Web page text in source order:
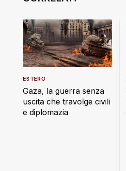
Gaza, la guerra senza
uscita che travolge civili
e diplomazia
ESTERO